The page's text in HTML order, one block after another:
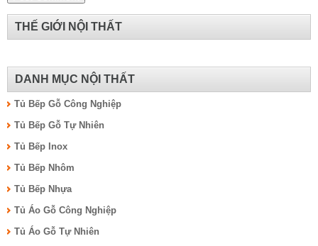
THẾ GIỚI NỘI THẤT
DANH MỤC NỘI THẤT
Tủ Bếp Gỗ Công Nghiệp
Tủ Bếp Gỗ Tự Nhiên
Tủ Bếp Inox
Tủ Bếp Nhôm
Tủ Bếp Nhựa
Tủ Áo Gỗ Công Nghiệp
Tủ Áo Gỗ Tự Nhiên